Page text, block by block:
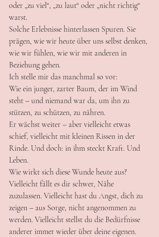
oder „zu viel“, „zu laut“ oder „nicht richtig“
warst.
Solche Erlebnisse hinterlassen Spuren. Sie
prägen, wie wir heute über uns selbst denken,
wie wir fühlen, wie wir mit anderen in
Beziehung gehen.
Ich stelle mir das manchmal so vor:
Wie ein junger, zarter Baum, der im Wind
steht – und niemand war da, um ihn zu
stützen, zu schützen, zu nähren.
Er wächst weiter – aber vielleicht etwas
schief, vielleicht mit kleinen Rissen in der
Rinde. Und doch: in ihm steckt Kraft. Und
Leben.
Wie wirkt sich diese Wunde heute aus?
Vielleicht fällt es dir schwer, Nähe
zuzulassen. Vielleicht hast du Angst, dich zu
zeigen – aus Sorge, nicht angenommen zu
werden. Vielleicht stellst du die Bedürfnisse
anderer immer wieder über deine eigenen.